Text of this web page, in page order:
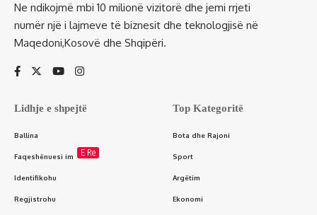
Ne ndikojmë mbi 10 milionë vizitorë dhe jemi rrjeti
numër një i lajmeve të biznesit dhe teknologjisë në
Maqedoni,Kosovë dhe Shqipëri.
Lidhje e shpejtë
Ballina
Faqeshënuesi im E Re
Identifikohu
Regjistrohu
Top Kategoritë
Bota dhe Rajoni
Sport
Argëtim
Ekonomi